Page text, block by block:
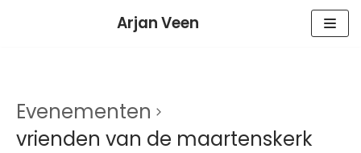
Arjan Veen
Evenementen
vrienden van de maartenskerk